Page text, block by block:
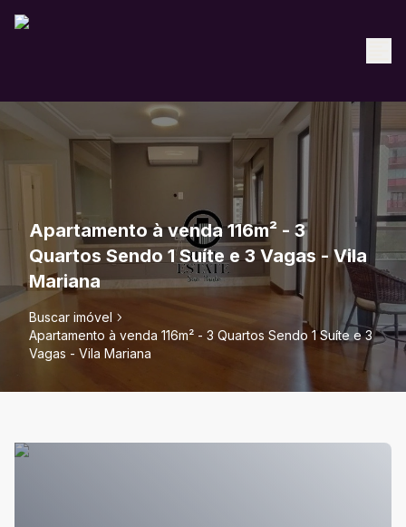
Apartamento à venda 116m² - 3
Quartos Sendo 1 Suíte e 3 Vagas - Vila
Mariana
Buscar imóvel
Apartamento à venda 116m² - 3 Quartos Sendo 1 Suíte e 3
Vagas - Vila Mariana